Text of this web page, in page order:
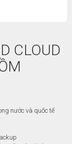
CLOUD
nước và quốc tế